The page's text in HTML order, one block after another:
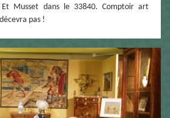
Musset dans le 33840. Comptoir art
pas !